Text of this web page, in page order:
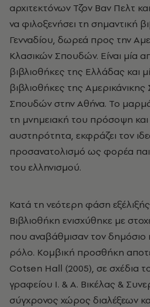
αρχιτεκτόνων Τζον Βαν Πελτ
να φιλοξενήσει τη σημαντική
Γενναδίου, δωρεά προς την
Κλασικών Σπουδών. Είναι μία
βιβλιοθήκες της Ελλάδας και
βιβλιοθήκες της
Σπουδών στην Αθήνα. Το
τη μνημειακή του πρόσοψη και
αυστηρότητα, εκφράζει τον
προσανατολισμό ως φορέα
του ελληνισμού.
Κατά τη νεότερη φάση
Βιβλιοθήκη ενισχύθηκε με
που αναβάθμισαν τον δημόσιο
ρόλο. Κομβική προσθήκη
Cotsen Hall (2005), σε σχέδια
γραφείου Ι. & Α. Βικέλας &
σύγχρονος χώρος διαλέξεων